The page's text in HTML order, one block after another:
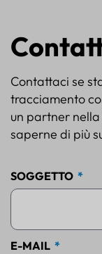
Contattaci se
tracciamento
un partner
saperne di più
SOGGETTO
E-MAIL